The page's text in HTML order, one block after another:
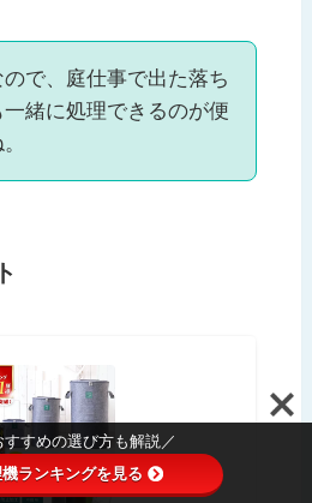
で、庭仕事で出た落ち
緒に処理できるのが便
すめの選び方も解説／
ランキングを見る